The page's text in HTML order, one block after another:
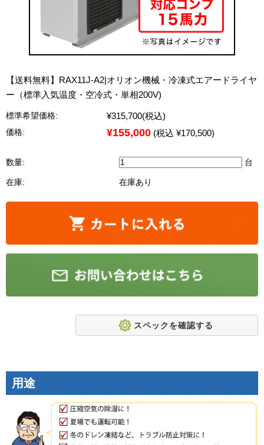
【送料無料】RAX11J-A2|オリオン機械・冷凍式エアードライヤ
ー（標準入気温度・空冷式・単相200V)
標準希望価格: ¥315,700(税込)
価格: ¥155,000 (税込 ¥170,500)
数量: 台
在庫: 在庫あり
スペックを確認する
用途